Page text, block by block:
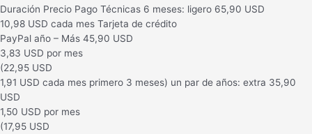
Duración Precio Pago Técnicas 6 meses: ligero 65,90 USD
10,98 USD cada mes Tarjeta de crédito
PayPal año – Más 45,90 USD
3,83 USD por mes
(22,95 USD
1,91 USD cada mes primero 3 meses) un par de años: extra 35,90
USD
1,50 USD por mes
(17,95 USD